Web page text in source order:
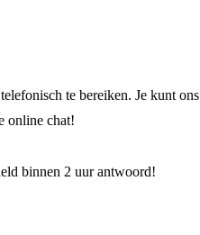
te bereiken. Je kunt ons
online chat!
binnen 2 uur antwoord!